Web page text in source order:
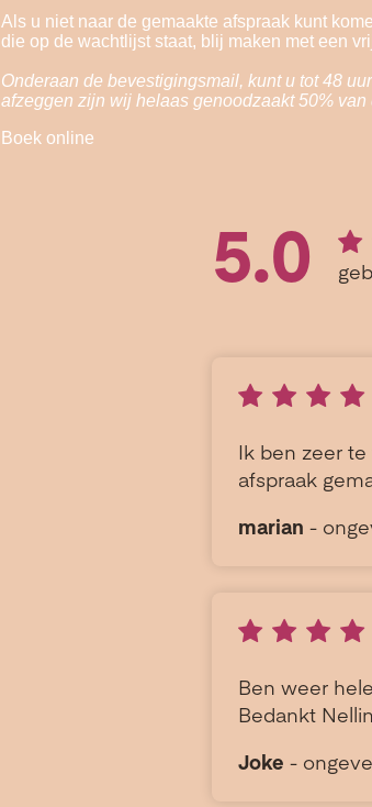
Als u niet naar de gemaakte afspraak kunt
die op de wachtlijst staat, blij maken met een
Onderaan de bevestigingsmail, kunt u tot 48
afzeggen zijn wij helaas genoodzaakt 50%
Boek online